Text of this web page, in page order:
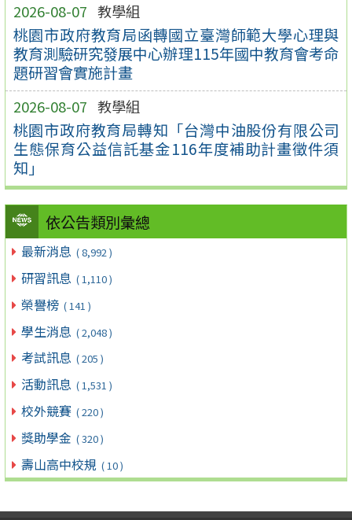
2026-08-07 教學組
桃園市政府教育局函轉國立臺灣師範大學心理與
教育測驗研究發展中心辦理115年國中教育會考命
題研習會實施計畫
2026-08-07 教學組
桃園市政府教育局轉知「台灣中油股份有限公司
生態保育公益信託基金116年度補助計畫徵件須
知」
依公告類別彙總
最新消息 ( 8,992 )
研習訊息 ( 1,110 )
榮譽榜 ( 141 )
學生消息 ( 2,048 )
考試訊息 ( 205 )
活動訊息 ( 1,531 )
校外競賽 ( 220 )
獎助學金 ( 320 )
壽山高中校規 ( 10 )